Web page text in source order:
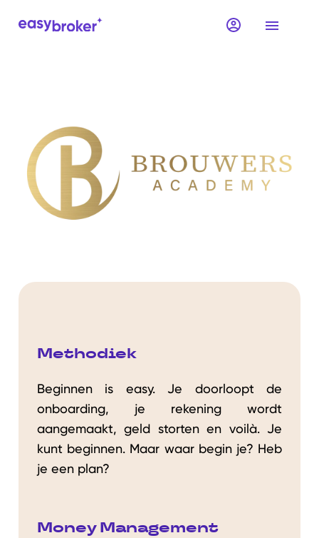
Methodiek
Beginnen is easy. Je doorloopt de
onboarding, je rekening wordt
aangemaakt, geld storten en voilà. Je
kunt beginnen. Maar waar begin je? Heb
je een plan?
Money Management